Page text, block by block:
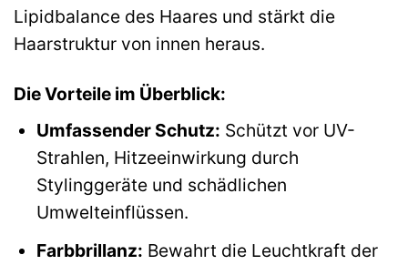
Lipidbalance des Haares und stärkt die
Haarstruktur von innen heraus.
Die Vorteile im Überblick:
Umfassender Schutz: Schützt vor UV-
Strahlen, Hitzeeinwirkung durch
Stylinggeräte und schädlichen
Umwelteinflüssen.
Farbbrillanz: Bewahrt die Leuchtkraft der